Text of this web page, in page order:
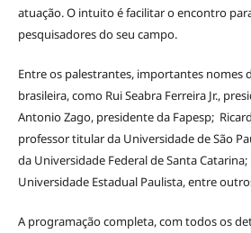
atuação. O intuito é facilitar o encontro
pesquisadores do seu campo.
Entre os palestrantes, importantes nomes
brasileira, como Rui Seabra Ferreira Jr.,
Antonio Zago, presidente da Fapesp;
professor titular da Universidade de São
da Universidade Federal de Santa
Universidade Estadual Paulista, entre
A programação completa, com todos os